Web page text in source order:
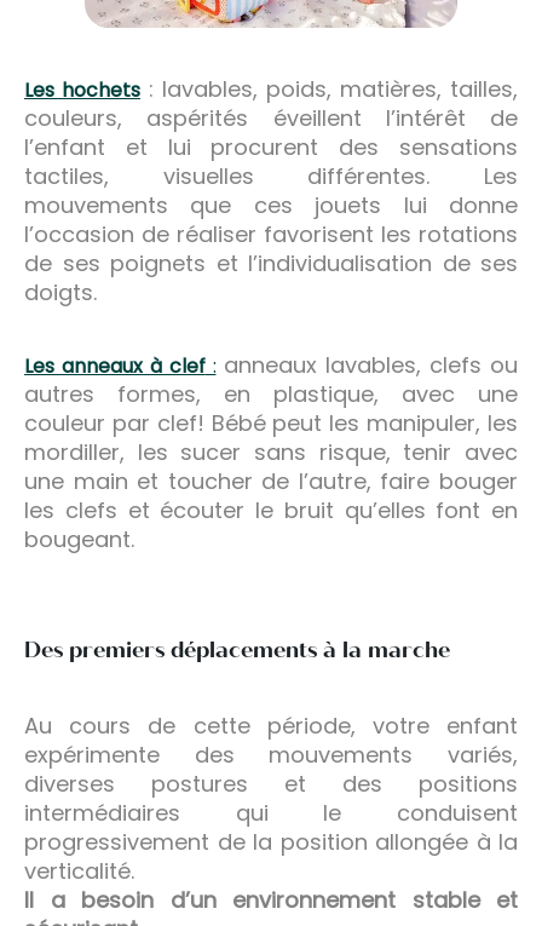
Les hochets : lavables, poids, matières, tailles,
couleurs, aspérités éveillent l’intérêt de
l’enfant et lui procurent des sensations
tactiles, visuelles différentes. Les
mouvements que ces jouets lui donne
l’occasion de réaliser favorisent les rotations
de ses poignets et l’individualisation de ses
doigts.
Les anneaux à clef: anneaux lavables, clefs ou
autres formes, en plastique, avec une
couleur par clef! Bébé peut les manipuler, les
mordiller, les sucer sans risque, tenir avec
une main et toucher de l’autre, faire bouger
les clefs et écouter le bruit qu’elles font en
bougeant.
Des premiers déplacements à la marche
Au cours de cette période, votre enfant
expérimente des mouvements variés,
diverses postures et des positions
intermédiaires qui le conduisent
progressivement de la position allongée à la
verticalité.
Il a besoin d’un environnement stable et